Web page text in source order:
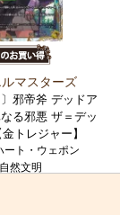
マスターズ
〕邪帝斧 デッドア
る邪悪 ザ＝デッ
トレジャー】
ート・ウェポン
自然文明